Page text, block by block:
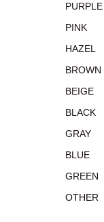
PURPLE
PINK
HAZEL
BROWN
BEIGE
BLACK
GRAY
BLUE
GREEN
OTHER